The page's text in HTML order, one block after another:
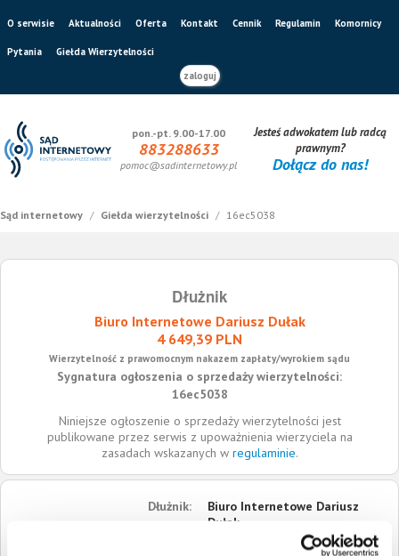
O serwisie Aktualności Oferta Kontakt Cennik Regulamin Komornicy
Pytania
Giełda Wierzytelności
zaloguj
pon.-pt. 9.00-17.00
883288633
pomoc@sadinternetowy.pl
Jesteś adwokatem lub radcą
prawnym?
Dołącz do nas!
Sąd internetowy / Giełda wierzytelności / 16ec5038
Dłużnik
Biuro Internetowe Dariusz Dułak
4 649,39 PLN
Wierzytelność z prawomocnym nakazem zapłaty/wyrokiem sądu
Sygnatura ogłoszenia o sprzedaży wierzytelności:
16ec5038
Niniejsze ogłoszenie o sprzedaży wierzytelności jest
publikowane przez serwis z upoważnienia wierzyciela na
zasadach wskazanych w regulaminie.
Dłużnik:
Biuro Internetowe Dariusz
Dułak